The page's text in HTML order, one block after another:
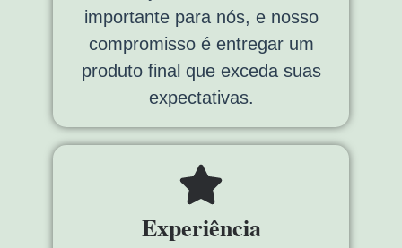
importante para nós, e nosso
compromisso é entregar um
produto final que exceda suas
expectativas.
Experiência